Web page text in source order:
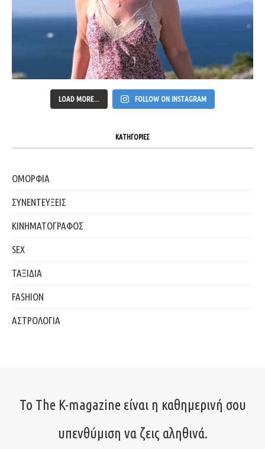
LOAD MORE... FOLLOW ON INSTAGRAM
ΚΑΤΗΓΟΡΙΕΣ
ΟΜΟΡΦΙΑ
ΣΥΝΕΝΤΕΥΞΕΙΣ
ΚΙΝΗΜΑΤΟΓΡΑΦΟΣ
SEX
ΤΑΞΙΔΙΑ
FASHION
ΑΣΤΡΟΛΟΓΙΑ
Το The K-magazine είναι η καθημερινή σου
υπενθύμιση να ζεις αληθινά.